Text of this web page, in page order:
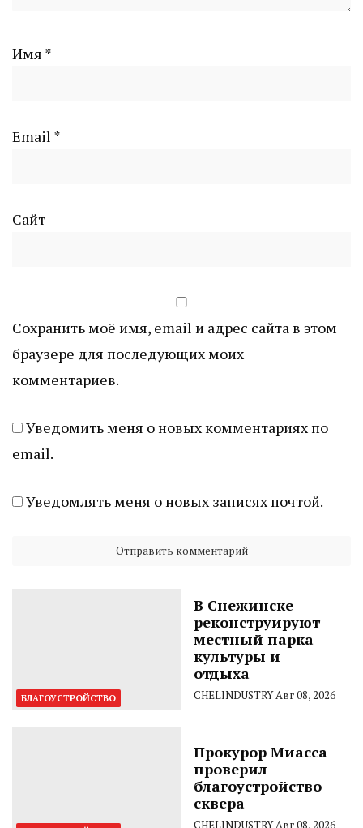
Имя *
Email *
Сайт
Сохранить моё имя, email и адрес сайта в этом
браузере для последующих моих
комментариев.
Уведомить меня о новых комментариях по
email.
Уведомлять меня о новых записях почтой.
БЛАГОУСТРОЙСТВО
В Снежинске
реконструируют
местный парка
культуры и
отдыха
CHELINDUSTRYАвг 08, 2026
Прокурор Миасса
проверил
благоустройство
сквера
CHELINDUSTRY Авг 08, 2026